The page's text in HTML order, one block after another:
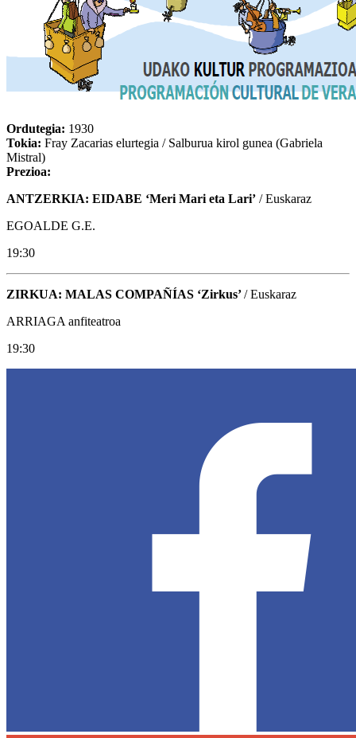
Ordutegia: 1930
Tokia: Fray Zacarias elurtegia / Salburua kirol gunea (Gabriela
Mistral)
Prezioa:
ANTZERKIA: EIDABE ‘Meri Mari eta Lari’ / Euskaraz
EGOALDE G.E.
19:30
ZIRKUA: MALAS COMPAÑÍAS ‘Zirkus’/ Euskaraz
ARRIAGA anfiteatroa
19:30